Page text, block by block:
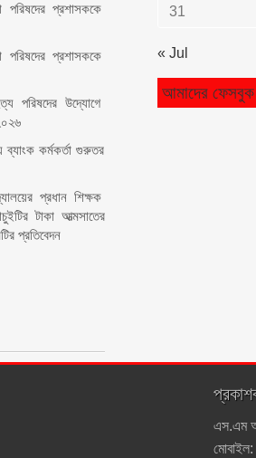
পরিষদের প্রশাসককে
পরিষদের প্রশাসককে
পরিষদের উদ্যোগে
ব্যাংক কর্মকর্তা গুরুতর
প্রধান শিক্ষক
টাকা আত্মসাতের
প্রতিবেদন
31
« Jul
আমাদের ফেসবুক
এস.এম